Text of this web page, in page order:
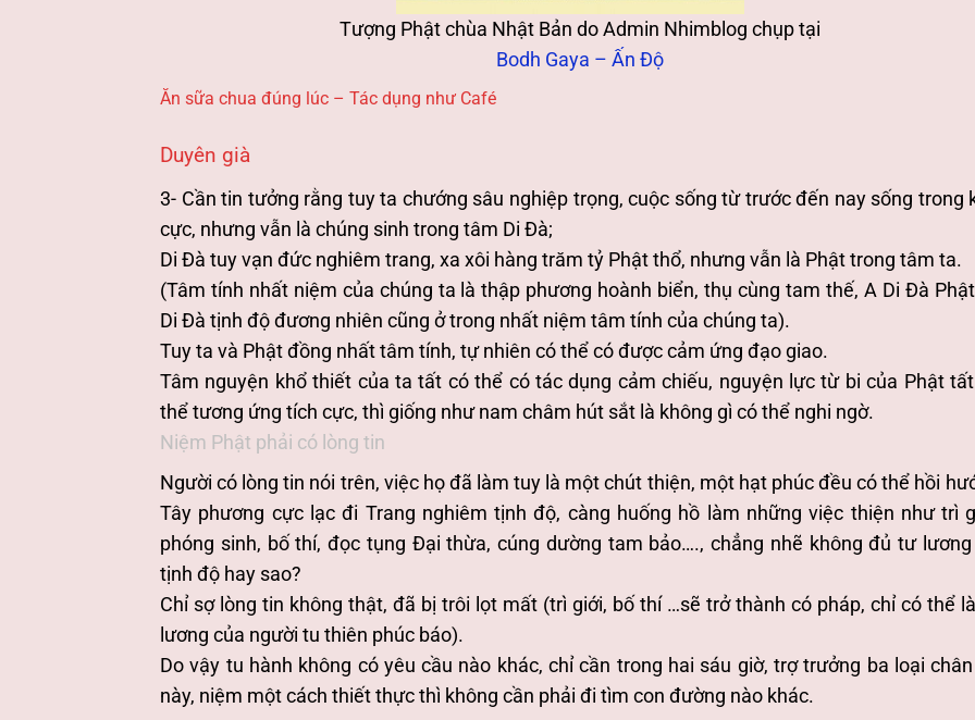
Tượng Phật chùa Nhật Bản do Admin Nhimblog chụp tại
Bodh Gaya – Ấn Độ
Ăn sữa chua đúng lúc – Tác dụng như Café
Duyên già
3- Cần tin tưởng rằng tuy ta chướng sâu nghiệp trọng, cuộc sống từ trước đến nay sống trong
cực, nhưng vẫn là chúng sinh trong tâm Di Đà;
Di Đà tuy vạn đức nghiêm trang, xa xôi hàng trăm tỷ Phật thổ, nhưng vẫn là Phật trong tâm ta.
(Tâm tính nhất niệm của chúng ta là thập phương hoành biển, thụ cùng tam thế, A Di Đà
Di Đà tịnh độ đương nhiên cũng ở trong nhất niệm tâm tính của chúng ta).
Tuy ta và Phật đồng nhất tâm tính, tự nhiên có thể có được cảm ứng đạo giao.
Tâm nguyện khổ thiết của ta tất có thể có tác dụng cảm chiếu, nguyện lực từ bi của Phật
thể tương ứng tích cực, thì giống như nam châm hút sắt là không gì có thể nghi ngờ.
Niệm Phật phải có lòng tin
Người có lòng tin nói trên, việc họ đã làm tuy là một chút thiện, một hạt phúc đều có thể hồi
Tây phương cực lạc đi Trang nghiêm tịnh độ, càng huống hồ làm những việc thiện như trì
phóng sinh, bố thí, đọc tụng Đại thừa, cúng dường tam bảo…., chẳng nhẽ không đủ tư
tịnh độ hay sao?
Chỉ sợ lòng tin không thật, đã bị trôi lọt mất (trì giới, bố thí …sẽ trở thành có pháp, chỉ có thể
lương của người tu thiên phúc báo).
Do vậy tu hành không có yêu cầu nào khác, chỉ cần trong hai sáu giờ, trợ trưởng ba loại
này, niệm một cách thiết thực thì không cần phải đi tìm con đường nào khác.